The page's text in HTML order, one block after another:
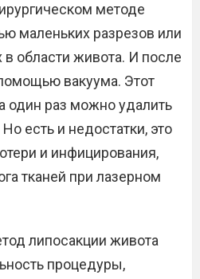
методе
маленьких разрезов или
области живота. И после
вакуума. Этот
один раз можно удалить
есть и недостатки, это
и инфицирования,
тканей при лазерном
липосакции живота
процедуры,